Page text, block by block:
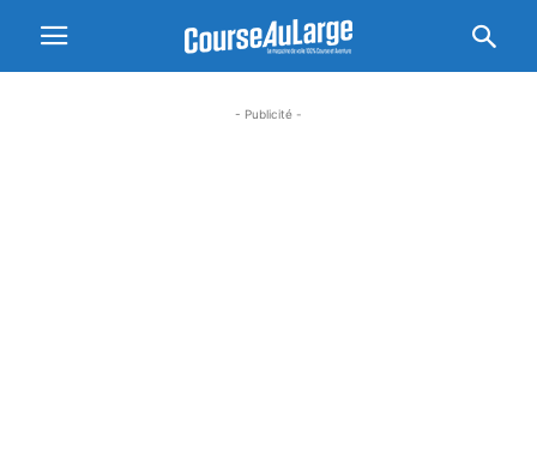
- Publicité -